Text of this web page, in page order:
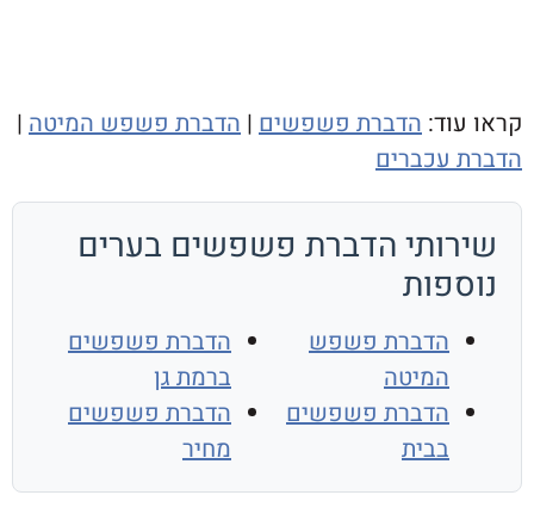
הדברת פשפשים|הדברת פשפש המיטה|
הדברת פשפשים בערים
הדברת פשפש
הדברת פשפשים
הדברת פשפשים
הדברת פשפשים